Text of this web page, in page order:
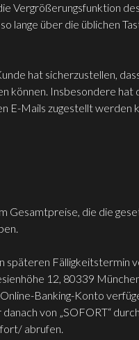
Vergrößerungsfunktion
lange über die üblichen
hat sicherzustellen,
können. Insbesondere hat
E-Mails zugestellt werden
Gesamtpreise, die die
späteren Fälligkeitstermin
12, 80339
Banking-Konto
von „SOFORT“
abrufen.